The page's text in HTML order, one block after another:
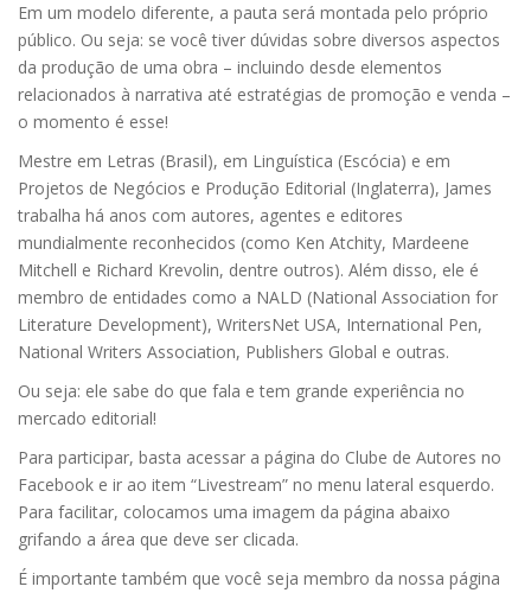
Em um modelo diferente, a pauta será montada pelo próprio
público. Ou seja: se você tiver dúvidas sobre diversos aspectos
da produção de uma obra – incluindo desde elementos
relacionados à narrativa até estratégias de promoção e venda –
o momento é esse!
Mestre em Letras (Brasil), em Linguística (Escócia) e em
Projetos de Negócios e Produção Editorial (Inglaterra), James
trabalha há anos com autores, agentes e editores
mundialmente reconhecidos (como Ken Atchity, Mardeene
Mitchell e Richard Krevolin, dentre outros). Além disso, ele é
membro de entidades como a NALD (National Association for
Literature Development), WritersNet USA, International Pen,
National Writers Association, Publishers Global e outras.
Ou seja: ele sabe do que fala e tem grande experiência no
mercado editorial!
Para participar, basta acessar a página do Clube de Autores no
Facebook e ir ao item “Livestream” no menu lateral esquerdo.
Para facilitar, colocamos uma imagem da página abaixo
grifando a área que deve ser clicada.
É importante também que você seja membro da nossa página